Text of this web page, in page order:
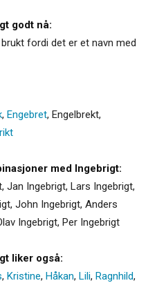
godt nå:
fordi det er et navn med
, Engebret, Engelbrekt,
med Ingebrigt:
Jan Ingebrigt, Lars Ingebrigt,
John Ingebrigt, Anders
Ingebrigt, Per Ingebrigt
liker også:
, Kristine, Håkan, Lili, Ragnhild,